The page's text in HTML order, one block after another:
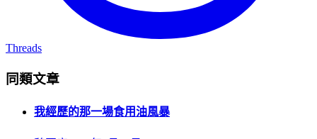
Threads
同類文章
我經歷的那一場食用油風暴